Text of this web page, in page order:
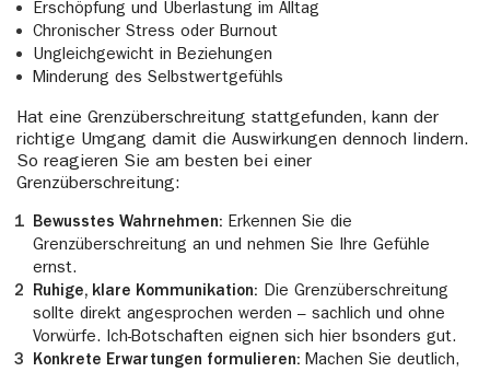
Erschöpfung und Überlastung im Alltag
Chronischer Stress oder Burnout
Ungleichgewicht in Beziehungen
Minderung des Selbstwertgefühls
Hat eine Grenzüberschreitung stattgefunden, kann der
richtige Umgang damit die Auswirkungen dennoch lindern.
So reagieren Sie am besten bei einer
Grenzüberschreitung:
Bewusstes Wahrnehmen: Erkennen Sie die
Grenzüberschreitung an und nehmen Sie Ihre Gefühle
ernst.
Ruhige, klare Kommunikation: Die Grenzüberschreitung
sollte direkt angesprochen werden – sachlich und ohne
Vorwürfe. Ich-Botschaften eignen sich hier bsonders gut.
Konkrete Erwartungen formulieren: Machen Sie deutlich,